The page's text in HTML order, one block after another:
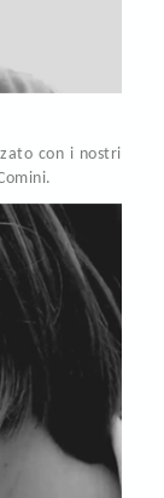
con i nostri